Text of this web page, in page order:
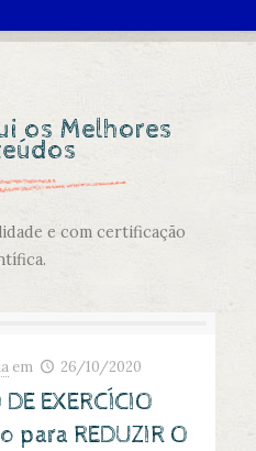
os Melhores
e com certificação
em 26/10/2020
EXERCÍCIO
para REDUZIR O